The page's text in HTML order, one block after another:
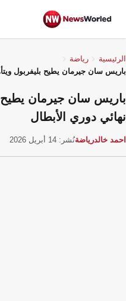
الرئيسية
رياضة
باريس سان جيرمان يطيح بليفربول
باريس سان جيرمان يطيح
نهائي دوري الأبطال
احمد خالدرياضةنُشر: 14 أبريل 2026